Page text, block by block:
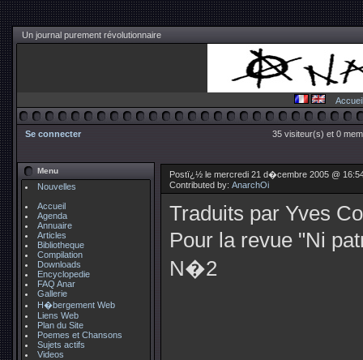
Un journal purement révolutionnaire
Accueil
Se connecter 35 visiteur(s) et 0
Menu
Nouvelles
Accueil
Agenda
Annuaire
Articles
Bibliotheque
Compilation
Downloads
Encyclopedie
FAQ Anar
Gallerie
H�bergement Web
Liens Web
Plan du Site
Poemes et Chansons
Sujets actifs
Videos
Postï¿½ le mercredi 21 d�cembre 2005 @
Contributed by: AnarchOi
Traduits par Yves
Pour la revue "Ni
N�2